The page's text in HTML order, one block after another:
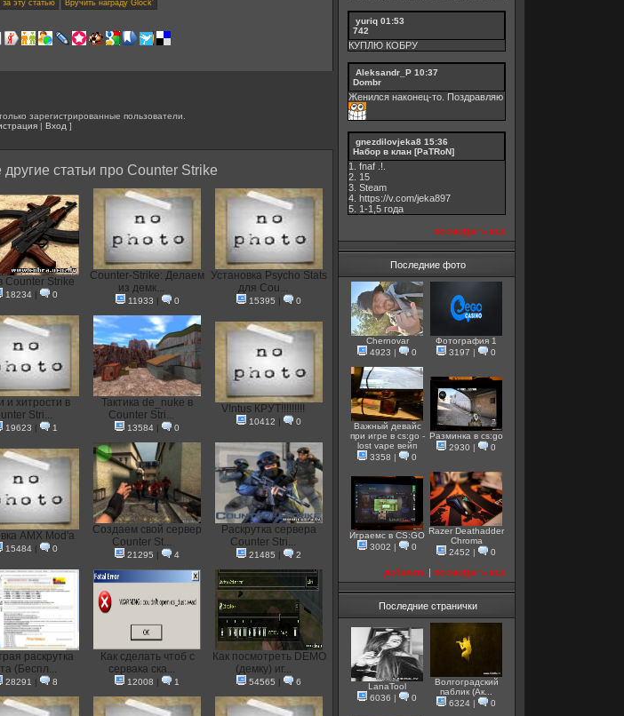
зарегистрированные пользователи.
| Вход ]
статьи про Counter Strike
Counter Strike
18234 | 0
Counter-Strike: Делаем
из демк...
11933 | 0
Установка Psycho Stats
для Cou...
15395 | 0
и хитрости в
Stri...
19623 | 1
Тактика de_nuke в
Counter Stri...
13584 | 0
V!ntus КРУТ!!!!!!!!!
10412 | 0
AMX Mod'a
15484 | 0
Создаем свой сервер
Counter St...
21295 | 4
Раскрутка сервера
Counter Stri...
21485 | 2
раскрутка
(Беспл...
28291 | 8
Как сделать чтоб с
сервака ска...
12008 | 1
Как посмотреть DEMO
(демку) иг...
54565 | 6
yuriq 01:53
742
КУПЛЮ КОБРУ
Aleksandr_P 10:37
Dombr
Женился наконец-то. Поздравляю
gnezdilovjeka8 15:36
Набор в клан [PaTRoN]
1. fnaf .!.
2. 15
3. Steam
4. https://v.com/jeka897
5. 1-1,5 годa
посмотреть все
Последние фото
Chernovar
4923 | 0
Фотография 1
3197 | 0
Важный девайс
при игре в cs:go -
lost vape вейп
3358 | 0
Разминка в cs:go
2930 | 0
Играемс в CS:GO
3002 | 0
Razer Deathadder
Chroma
2452 | 0
добавить | посмотреть все
Последние странички
LanaTool
6036 | 0
Волгоградский
паблик (Ак...
6324 | 0